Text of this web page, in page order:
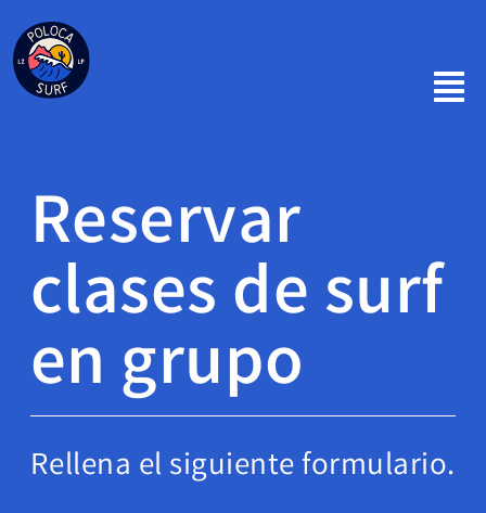
content
Reservar
clases de surf
en grupo
Rellena el siguiente formulario.